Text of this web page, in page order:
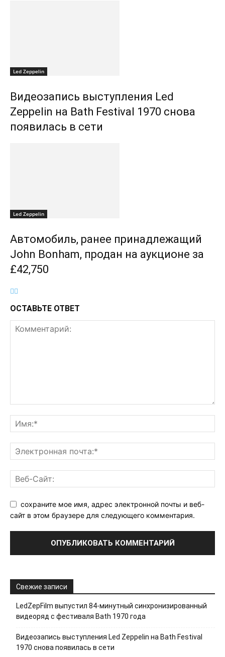
Led Zeppelin
Видеозапись выступления Led
Zeppelin на Bath Festival 1970 снова
появилась в сети
Led Zeppelin
Автомобиль, ранее принадлежащий
John Bonham, продан на аукционе за
£42,750
ОСТАВЬТЕ ОТВЕТ
сохраните мое имя, адрес электронной почты и веб-
сайт в этом браузере для следующего комментария.
Свежие записи
LedZepFilm выпустил 84-минутный синхронизированный
видеоряд с фестиваля Bath 1970 года
Видеозапись выступления Led Zeppelin на Bath Festival
1970 снова появилась в сети